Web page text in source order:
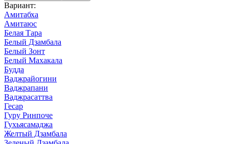
Вариант:
Амитабха
Амитаюс
Белая Тара
Белый Дзамбала
Белый Зонт
Белый Махакала
Будда
Ваджрайогини
Ваджрапани
Ваджрасаттва
Гесар
Гуру Ринпоче
Гухьясамаджа
Желтый Дзамбала